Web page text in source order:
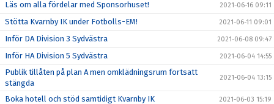
Läs om alla fördelar med Sponsorhuset! 2021-06-16 09:11
Stötta Kvarnby IK under Fotbolls-EM! 2021-06-11 09:01
Inför DA Division 3 Sydvästra 2021-06-08 09:47
Inför HA Division 5 Sydvästra 2021-06-04 14:55
Publik tillåten på plan A men omklädningsrum fortsatt
stängda
2021-06-04 13:15
Boka hotell och stöd samtidigt Kvarnby IK 2021-06-03 15:19